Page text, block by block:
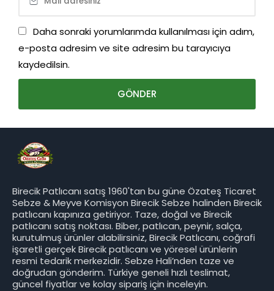
Daha sonraki yorumlarımda kullanılması için adım,
e-posta adresim ve site adresim bu tarayıcıya
kaydedilsin.
Birecik Patlıcanı satış 1960'tan bu güne Özateş Ticaret
Sebze & Meyve Komisyon Birecik Sebze halinden Birecik
patlıcanı kapınıza getiriyor. Taze, doğal ve Birecik
patlıcanı satış noktası. Biber, patlıcan, peynir, salça,
kurutulmuş ürünler alabilirsiniz, Birecik Patlıcanı, coğrafi
işaretli gerçek Birecik patlıcanı ve yöresel ürünlerin
resmi tedarik merkezidir. Sebze Hali’nden taze ve
doğrudan gönderim. Türkiye geneli hızlı teslimat,
güncel fiyatlar ve kolay sipariş için inceleyin.